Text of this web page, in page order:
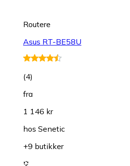
Routere
Asus RT-BE58U
(4)
fra
1 146 kr
hos Senetic
+9 butikker